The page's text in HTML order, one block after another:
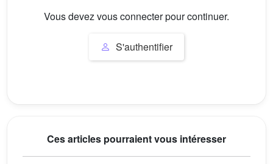
Vous devez vous connecter pour continuer.
S'authentifier
Ces articles pourraient vous intéresser